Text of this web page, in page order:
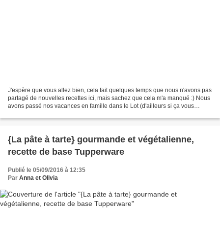
J'espère que vous allez bien, cela fait quelques temps que nous n'avons pas
partagé de nouvelles recettes ici, mais sachez que cela m'a manqué :) Nous
avons passé nos vacances en famille dans le Lot (d'ailleurs si ça vous
{La pâte à tarte} gourmande et végétalienne,
recette de base Tupperware
Publié le 05/09/2016 à 12:35
Par Anna et Olivia